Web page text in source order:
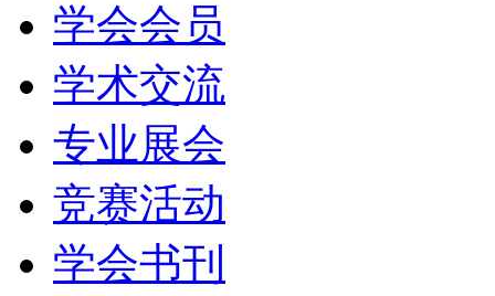
学会会员
学术交流
专业展会
竞赛活动
学会书刊